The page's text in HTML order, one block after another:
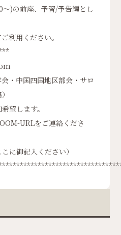
～)の前座、予習/予告編とし
利用ください。
中国四国地区部会・サロ
望します。
URLをご連絡くださ
御記入ください）